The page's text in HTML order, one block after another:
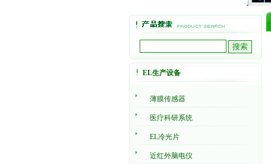
EL生产设备
薄膜传感器
医疗科研系统
EL冷光片
近红外脑电仪